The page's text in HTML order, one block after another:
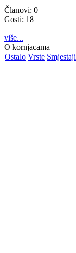
Članovi: 0
Gosti: 18
više...
O kornjacama
Ostalo Vrste Smjestaji